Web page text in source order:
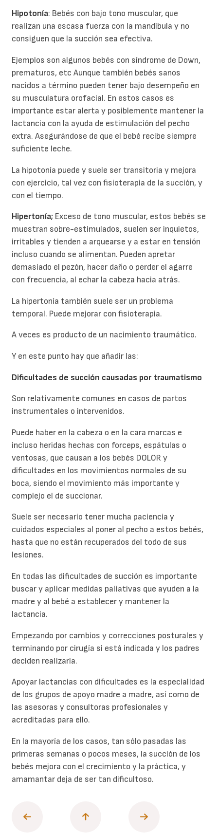
Hipotonía: Bebés con bajo tono muscular, que
realizan una escasa fuerza con la mandíbula y no
consiguen que la succión sea efectiva.
Ejemplos son algunos bebés con síndrome de Down,
prematuros, etc Aunque también bebés sanos
nacidos a término pueden tener bajo desempeño en
su musculatura orofacial. En estos casos es
importante estar alerta y posiblemente mantener la
lactancia con la ayuda de estimulación del pecho
extra. Asegurándose de que el bebé recibe siempre
suficiente leche.
La hipotonía puede y suele ser transitoria y mejora
con ejercicio, tal vez con fisioterapia de la succión, y
con el tiempo.
Hipertonía; Exceso de tono muscular, estos bebés se
muestran sobre-estimulados, suelen ser inquietos,
irritables y tienden a arquearse y a estar en tensión
incluso cuando se alimentan. Pueden apretar
demasiado el pezón, hacer daño o perder el agarre
con frecuencia, al echar la cabeza hacia atrás.
La hipertonía también suele ser un problema
temporal. Puede mejorar con fisioterapia.
A veces es producto de un nacimiento traumático.
Y en este punto hay que añadir las:
Dificultades de succión causadas por traumatismo
Son relativamente comunes en casos de partos
instrumentales o intervenidos.
Puede haber en la cabeza o en la cara marcas e
incluso heridas hechas con forceps, espátulas o
ventosas, que causan a los bebés DOLOR y
dificultades en los movimientos normales de su
boca, siendo el movimiento más importante y
complejo el de succionar.
Suele ser necesario tener mucha paciencia y
cuidados especiales al poner al pecho a estos bebés,
hasta que no están recuperados del todo de sus
lesiones.
En todas las dificultades de succión es importante
buscar y aplicar medidas paliativas que ayuden a la
madre y al bebé a establecer y mantener la
lactancia.
Empezando por cambios y correcciones posturales y
terminando por cirugía si está indicada y los padres
deciden realizarla.
Apoyar lactancias con dificultades es la especialidad
de los grupos de apoyo madre a madre, así como de
las asesoras y consultoras profesionales y
acreditadas para ello.
En la mayoría de los casos, tan sólo pasadas las
primeras semanas o pocos meses, la succión de los
bebés mejora con el crecimiento y la práctica, y
amamantar deja de ser tan dificultoso.